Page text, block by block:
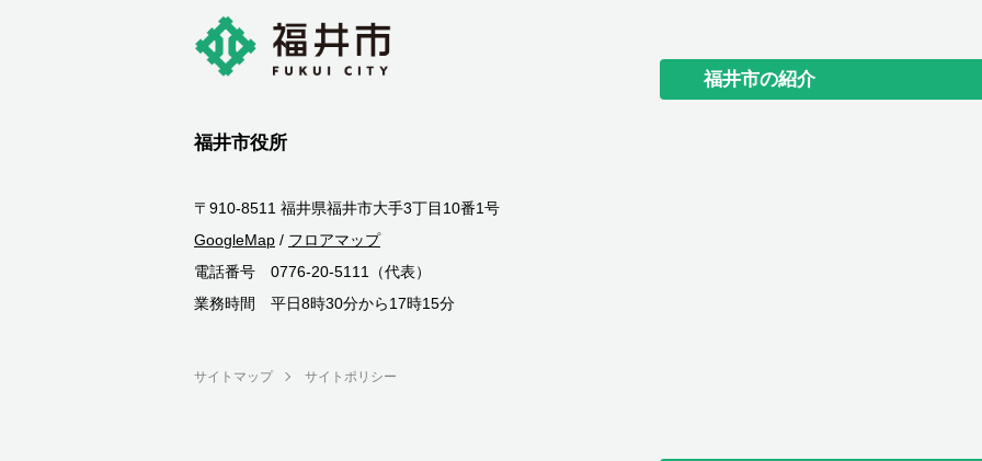
福井市役所
〒910-8511 福井県福井市大手3丁目10番1号
GoogleMap / フロアマップ
電話番号 0776-20-5111（代表）
業務時間 平日8時30分から17時15分
サイトマップ サイトポリシー
福井市の紹介